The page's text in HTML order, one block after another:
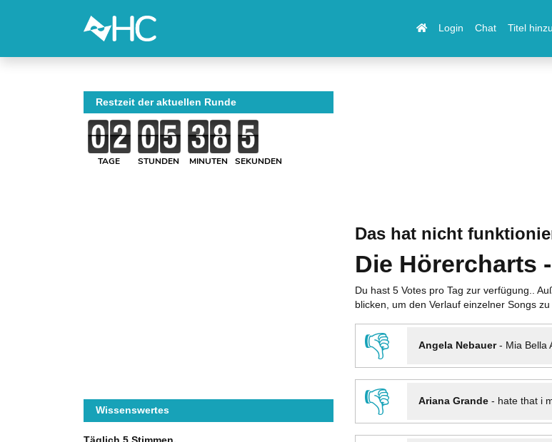
Login Chat Titel
Das hat nicht
Die Hörercharts
Du hast 5 Votes pro Tag zur verfügung..
blicken, um den Verlauf einzelner Songs zu
👎 Angela Nebauer- Mia Bella
👎
Ariana Grande- hate that i
Restzeit der aktuellen Runde
TAGE STUNDEN MINUTEN SEKUNDEN
Wissenswertes